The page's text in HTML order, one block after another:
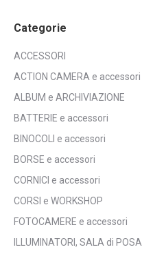
Categorie
ACCESSORI
ACTION CAMERA e accessori
ALBUM e ARCHIVIAZIONE
BATTERIE e accessori
BINOCOLI e accessori
BORSE e accessori
CORNICI e accessori
CORSI e WORKSHOP
FOTOCAMERE e accessori
ILLUMINATORI, SALA di